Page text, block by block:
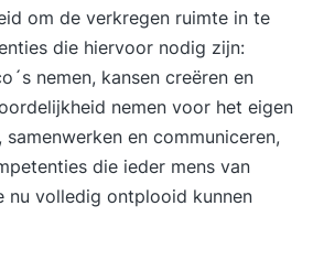
om de verkregen ruimte in te
die hiervoor nodig zijn:
nemen, kansen creëren en
nemen voor het eigen
samenwerken en communiceren,
die ieder mens van
nu volledig ontplooid kunnen